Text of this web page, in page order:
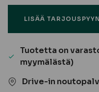
laatu
määrä
LISÄÄ
Tuotetta on
myymälästä)
Drive-in